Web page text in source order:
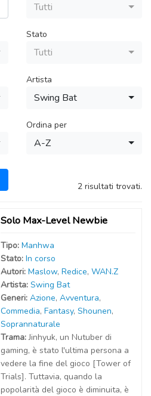
Tutti
Stato
Tutti
Artista
Swing Bat
Ordina per
A-Z
2 risultati trovati.
Solo Max-Level Newbie
Tipo: Manhwa
Stato: In corso
Autori: Maslow, Redice, WAN.Z
Artista: Swing Bat
Generi: Azione, Avventura,
Commedia, Fantasy, Shounen,
Soprannaturale
Trama:Jinhyuk, un Nutuber di
gaming, è stato l'ultima persona a
vedere la fine del gioco [Tower of
Trials]. Tuttavia, quando la
popolarità del gioco è diminuita, è